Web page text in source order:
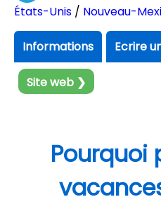
États-Unis / Nouveau-
Informations Ecrire
Site web ❯
Pourquoi